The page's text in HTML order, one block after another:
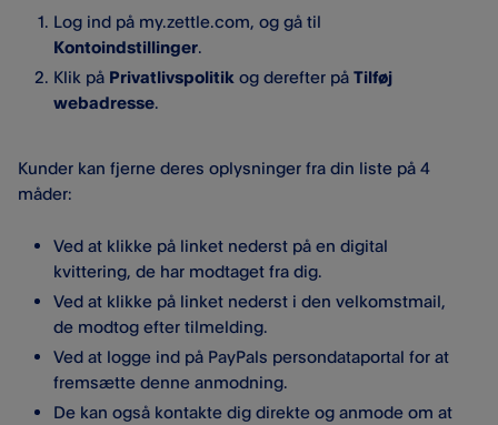
Log ind på my.zettle.com, og gå til
Kontoindstillinger.
Klik på Privatlivspolitik og derefter på Tilføj
webadresse.
Kunder kan fjerne deres oplysninger fra din liste på 4
måder:
Ved at klikke på linket nederst på en digital
kvittering, de har modtaget fra dig.
Ved at klikke på linket nederst i den velkomstmail,
de modtog efter tilmelding.
Ved at logge ind på PayPals persondataportal for at
fremsætte denne anmodning.
De kan også kontakte dig direkte og anmode om at